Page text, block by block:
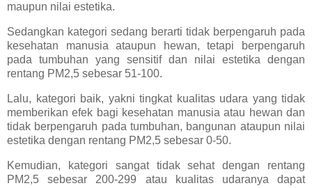
maupun nilai estetika.
Sedangkan kategori sedang berarti tidak berpengaruh pada
kesehatan manusia ataupun hewan, tetapi berpengaruh
pada tumbuhan yang sensitif dan nilai estetika dengan
rentang PM2,5 sebesar 51-100.
Lalu, kategori baik, yakni tingkat kualitas udara yang tidak
memberikan efek bagi kesehatan manusia atau hewan dan
tidak berpengaruh pada tumbuhan, bangunan ataupun nilai
estetika dengan rentang PM2,5 sebesar 0-50.
Kemudian, kategori sangat tidak sehat dengan rentang
PM2,5 sebesar 200-299 atau kualitas udaranya dapat